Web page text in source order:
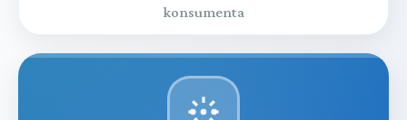
konsumenta